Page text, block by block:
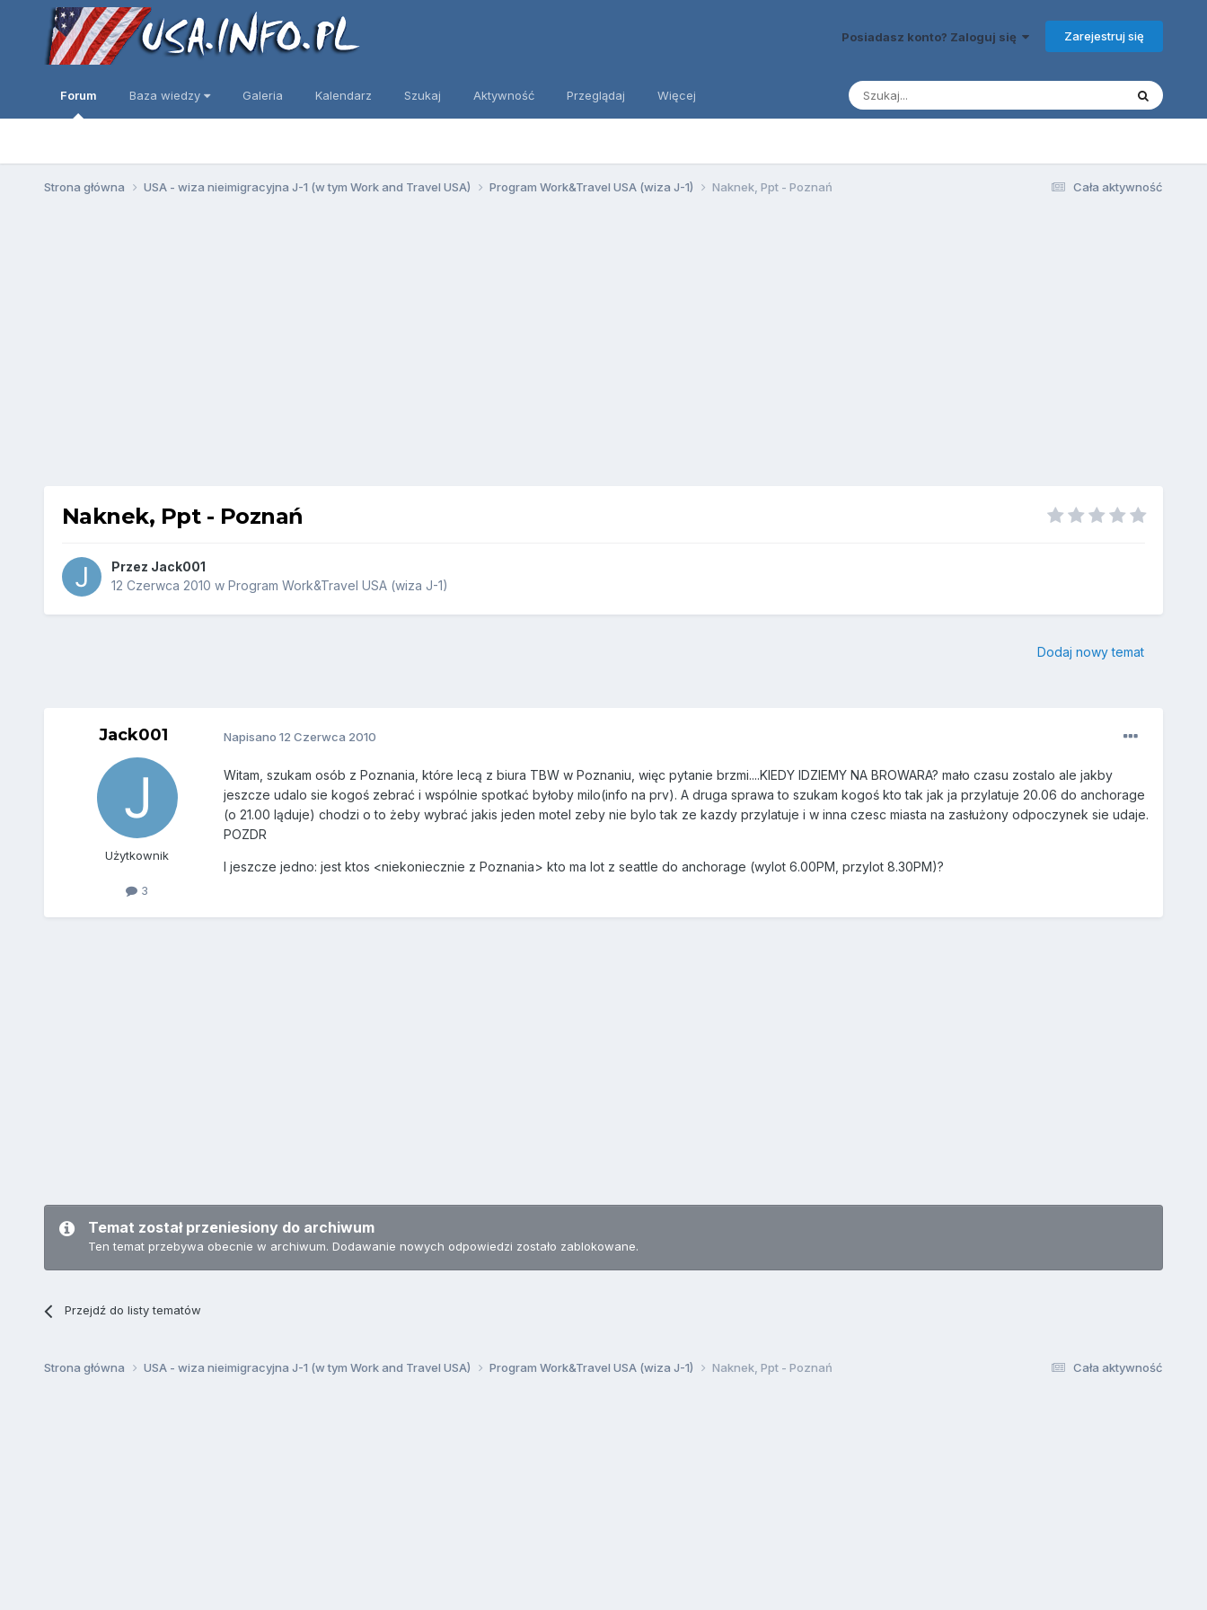
Posiadasz konto? Zaloguj się Zarejestruj się
Forum Baza wiedzy Galeria Kalendarz Szukaj Aktywność Przeglądaj Więcej
Cała aktywność
Strona główna USA - wiza nieimigracyjna J-1 (w tym Work and Travel USA) Program Work&Travel USA (wiza J-1) Naknek, Ppt - Poznań
Naknek, Ppt - Poznań
Przez Jack001
12 Czerwca 2010 w Program Work&Travel USA (wiza J-1)
Dodaj nowy temat
Jack001
Użytkownik
3
Napisano 12 Czerwca 2010
Witam, szukam osób z Poznania, które lecą z biura TBW w Poznaniu, więc pytanie brzmi....KIEDY IDZIEMY NA BROWARA? mało czasu zostalo ale jakby
jeszcze udalo sie kogoś zebrać i wspólnie spotkać byłoby milo(info na prv). A druga sprawa to szukam kogoś kto tak jak ja przylatuje 20.06 do anchorage
(o 21.00 ląduje) chodzi o to żeby wybrać jakis jeden motel zeby nie bylo tak ze kazdy przylatuje i w inna czesc miasta na zasłużony odpoczynek sie udaje.
POZDR
I jeszcze jedno: jest ktos <niekoniecznie z Poznania> kto ma lot z seattle do anchorage (wylot 6.00PM, przylot 8.30PM)?
Temat został przeniesiony do archiwum
Ten temat przebywa obecnie w archiwum. Dodawanie nowych odpowiedzi zostało zablokowane.
Przejdź do listy tematów
Cała aktywność
Strona główna USA - wiza nieimigracyjna J-1 (w tym Work and Travel USA) Program Work&Travel USA (wiza J-1) Naknek, Ppt - Poznań